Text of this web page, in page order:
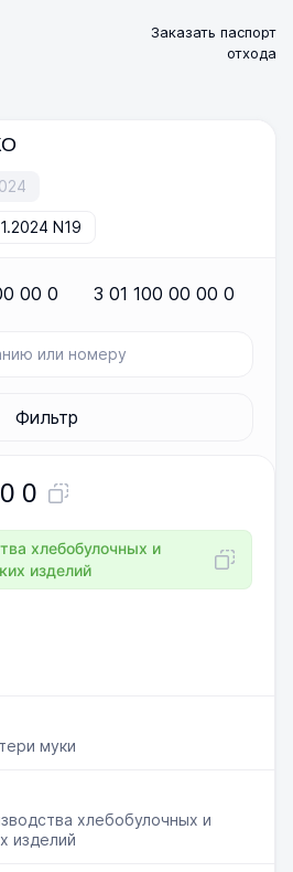
Заказать паспорт
отхода
N19
00 0 3 01 100 00 00 0
Фильтр
0
хлебобулочных и
изделий
муки
хлебобулочных и
изделий